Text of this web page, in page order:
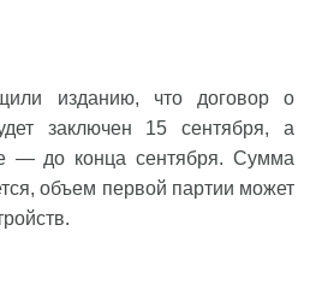
изданию, что договор о
заключен 15 сентября, а
— до конца сентября. Сумма
объем первой партии может